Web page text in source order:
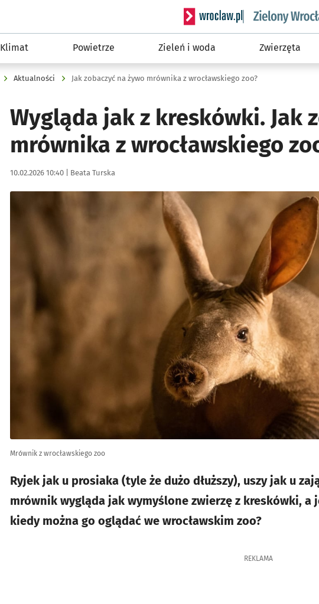
Serwis informacyjny wroclaw.pl
Klimat Powietrze Zieleń i woda Zwierzęta
Aktualności Jak zobaczyć na żywo mrównika z wrocławskiego zoo?
Wygląda jak z kreskówki. Jak
mrównika z wrocławskiego
Data publikacji:
10.02.2026 10:40 | Autor:
Beata Turska
Mrównik z wrocławskiego zoo
Ryjek jak u prosiaka (tyle że dużo dłuższy), uszy jak u
mrównik wygląda jak wymyślone zwierzę z kreskówki, a
kiedy można go oglądać we wrocławskim zoo?
REKLAMA